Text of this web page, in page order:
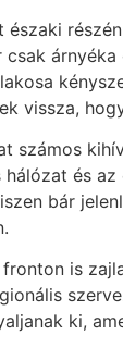
északi
vissza,
számos
és
bár
is
ki,